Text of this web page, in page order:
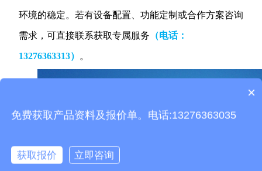
环境的稳定。 若有设备配置、功能定制或合作方案咨询
需求，可直接联系获取专属服务 （电话：
13276363313） 。
质保时间是多久？
×
免费获取产品资料及报价单。电话:13276363035
获取报价 立即咨询